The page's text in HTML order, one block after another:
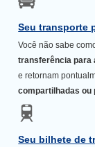
Seu transporte
Você não sabe
transferência para
e retornam
compartilhadas ou
Seu bilhete de